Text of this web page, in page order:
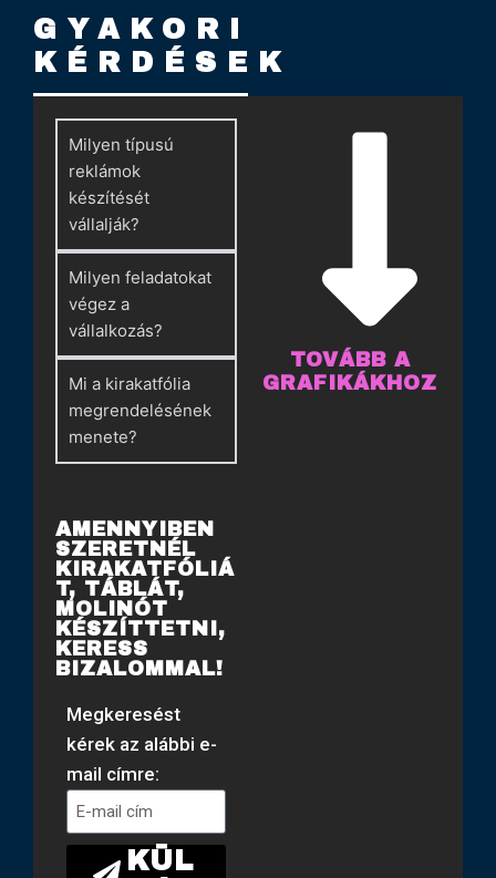
GYAKORI
KÉRDÉSEK
Milyen típusú
reklámok
készítését
vállalják?
Milyen feladatokat
végez a
vállalkozás?
Mi a kirakatfólia
megrendelésének
menete?
AMENNYIBEN
SZERETNÉL
KIRAKATFÓLIÁ
T, TÁBLÁT,
MOLINÓT
KÉSZÍTTETNI,
KERESS
BIZALOMMAL!
Megkeresést
kérek az alábbi e-
mail címre:
KÜL
TOVÁBB A
GRAFIKÁKHOZ